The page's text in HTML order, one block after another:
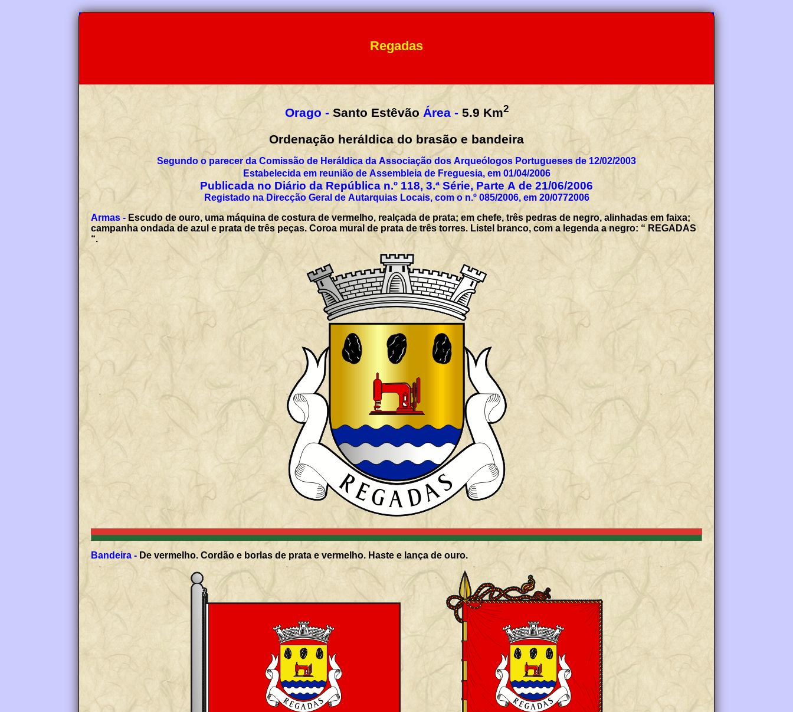
Regadas
Orago - Santo Estêvão Área - 5.9 Km2
Ordenação heráldica do brasão e bandeira
Segundo o parecer da Comissão de Heráldica da Associação dos Arqueólogos Portugueses de 12/02/2003
Estabelecida em reunião de Assembleia de Freguesia, em 01/04/2006
Publicada no Diário da República n.º 118, 3.ª Série, Parte A de 21/06/2006
Registado na Direcção Geral de Autarquias Locais, com o n.º 085/2006, em 20/0772006
Armas - Escudo de ouro, uma máquina de costura de vermelho, realçada de prata; em chefe, três pedras de negro, alinhadas em faixa;
campanha ondada de azul e prata de três peças. Coroa mural de prata de três torres. Listel branco, com a legenda a negro: “ REGADAS
“.
Bandeira - De vermelho. Cordão e borlas de prata e vermelho. Haste e lança de ouro.